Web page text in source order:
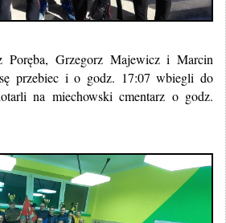
Poręba, Grzegorz Majewicz i Marcin
przebiec i o godz. 17:07 wbiegli do
na miechowski cmentarz o godz.